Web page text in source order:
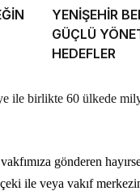
YENİŞEHİR
GÜÇLÜ
HEDEFLER
ile birlikte 60 ülkede
gönderen
ile veya vakıf